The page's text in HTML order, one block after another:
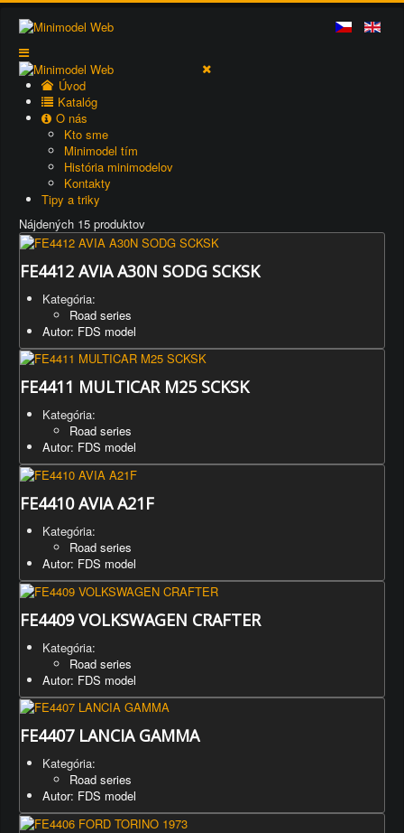
Úvod
Katalóg
O nás
Kto sme
Minimodel tím
História minimodelov
Kontakty
Tipy a triky
Nájdených 15 produktov
FE4412 AVIA A30N SODG SCKSK
Kategória:
Road series
Autor: FDS model
FE4411 MULTICAR M25 SCKSK
Kategória:
Road series
Autor: FDS model
FE4410 AVIA A21F
Kategória:
Road series
Autor: FDS model
FE4409 VOLKSWAGEN CRAFTER
Kategória:
Road series
Autor: FDS model
FE4407 LANCIA GAMMA
Kategória:
Road series
Autor: FDS model